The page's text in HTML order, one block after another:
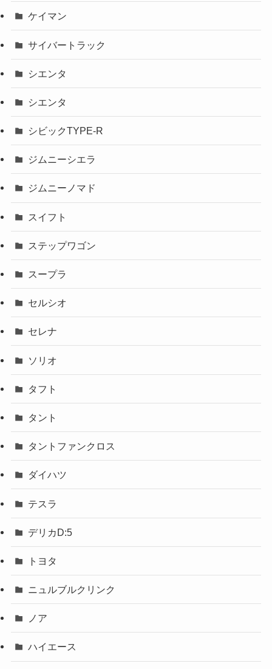
ケイマン
サイバートラック
シエンタ
シエンタ
シビックTYPE-R
ジムニーシエラ
ジムニーノマド
スイフト
ステップワゴン
スープラ
セルシオ
セレナ
ソリオ
タフト
タント
タントファンクロス
ダイハツ
テスラ
デリカD:5
トヨタ
ニュルブルクリンク
ノア
ハイエース